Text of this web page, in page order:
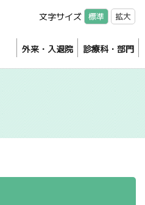
文字サイズ 標準 拡大
外来・入退院 診療科・部門